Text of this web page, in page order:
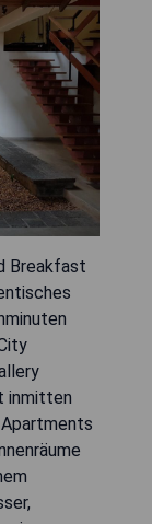
Breakfast
inmitten